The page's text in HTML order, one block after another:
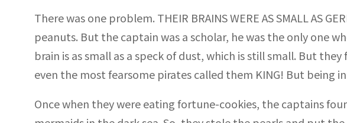
There was one problem. THEIR BRAINS WERE AS SMALL AS
peanuts. But the captain was a scholar, he was the only one
brain is as small as a speck of dust, which is still small. But
even the most fearsome pirates called them KING! But being
Once when they were eating fortune-cookies, the captains